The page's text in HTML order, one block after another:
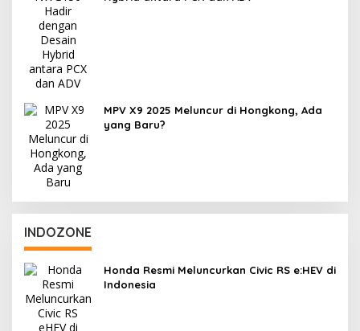
MPV X9 2025 Meluncur di Hongkong, Ada
yang Baru?
INDOZONE
Honda Resmi Meluncurkan Civic RS e:HEV di
Indonesia